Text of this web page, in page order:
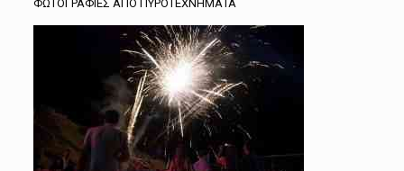
ΦΩΤΟΓΡΑΦΙΕΣ ΑΠΟ ΠΥΡΟΤΕΧΝΗΜΑΤΑ